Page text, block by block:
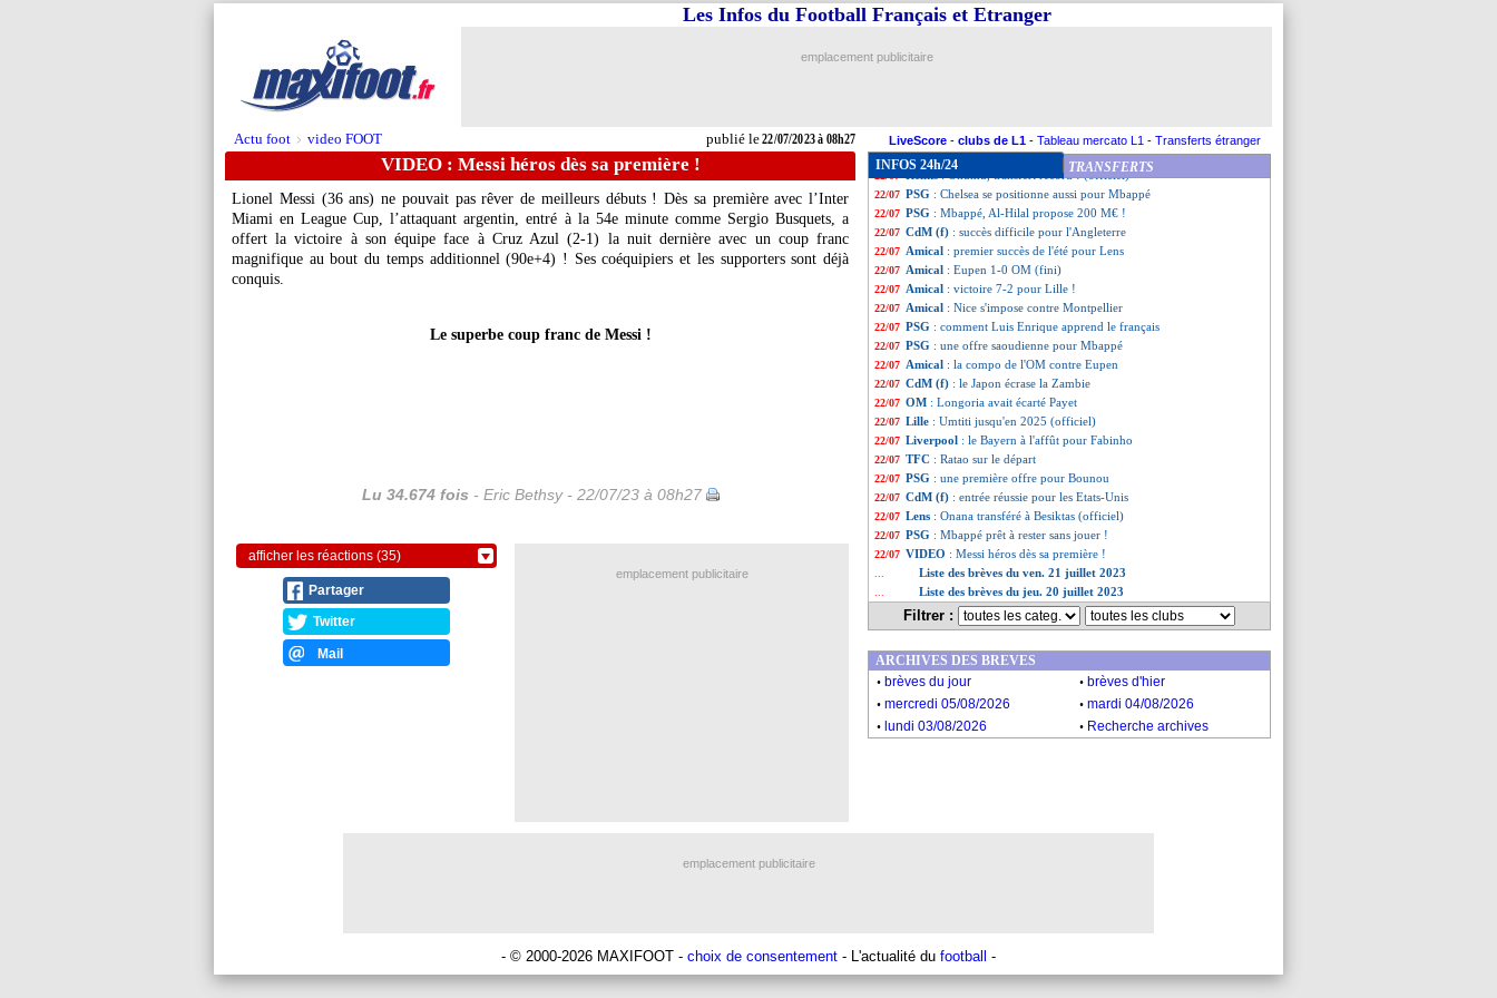
Actu foot > video FOOT publié le22/07/2023 à 08h27
Les Infos du Football Français et Etranger
emplacement publicitaire
LiveScore - clubs de L1 - Tableau mercato L1 - Transferts étranger
VIDEO : Messi héros dès sa première !
Lionel Messi (36 ans) ne pouvait pas rêver de meilleurs débuts ! Dès sa première avec l’Inter
Miami en League Cup, l’attaquant argentin, entré à la 54e minute comme Sergio Busquets, a
offert la victoire à son équipe face à Cruz Azul (2-1) la nuit dernière avec un coup franc
magnifique au bout du temps additionnel (90e+4) ! Ses coéquipiers et les supporters sont déjà
conquis.
Le superbe coup franc de Messi !
Lu 34.674 fois - Eric Bethsy - 22/07/23 à 08h27
afficher les réactions (35)
Partager
Twitter
Mail
INFOS 24h/24 TRANSFERTS
22/07 Amical: Clermont battu par Saint-Étienne
22/07 Amical : Lens enchaîne face à Dijon
22/07 Juve
22/07 PSG: l'UNFP réagit pour Mbappé
22/07 CdM (f): le Danemark sur le fil
: Okumu, transfert record ! (officiel)
22/07 PSG : Chelsea se positionne aussi pour Mbappé
22/07 PSG : Mbappé, Al-Hilal propose 200 M€ !
22/07 CdM (f) : succès difficile pour l'Angleterre
22/07 Amical : premier succès de l'été pour Lens
22/07 Amical : Eupen 1-0 OM (fini)
22/07 Amical : victoire 7-2 pour Lille !
22/07 Amical : Nice s'impose contre Montpellier
22/07 PSG : comment Luis Enrique apprend le français
22/07 PSG : une offre saoudienne pour Mbappé
22/07 Amical : la compo de l'OM contre Eupen
22/07 CdM (f) : le Japon écrase la Zambie
22/07 OM : Longoria avait écarté Payet
22/07 Lille : Umtiti jusqu'en 2025 (officiel)
22/07 Liverpool : le Bayern à l'affût pour Fabinho
22/07 TFC : Ratao sur le départ
22/07 PSG : une première offre pour Bounou
22/07 CdM (f) : entrée réussie pour les Etats-Unis
22/07 Lens : Onana transféré à Besiktas (officiel)
22/07 PSG : Mbappé prêt à rester sans jouer !
22/07 VIDEO : Messi héros dès sa première !
Liste des brèves du ven. 21 juillet 2023
Liste des brèves du jeu. 20 juillet 2023
Filtrer :
emplacement publicitaire
ARCHIVES DES BREVES
. brèves du jour . brèves d'hier
. mercredi 05/08/2026 . mardi 04/08/2026
. lundi 03/08/2026 . Recherche archives
emplacement publicitaire
- © 2000-2026 MAXIFOOT - choix de consentement - L'actualité du football -